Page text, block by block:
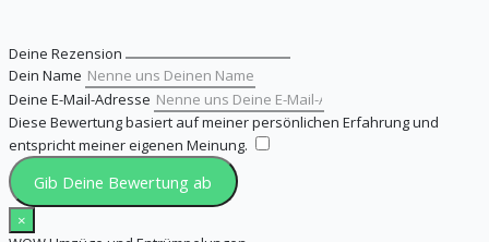
Deine Rezension
Dein Name
Deine E-Mail-Adresse
Diese Bewertung basiert auf meiner persönlichen Erfahrung und
entspricht meiner eigenen Meinung.
Gib Deine Bewertung ab
×